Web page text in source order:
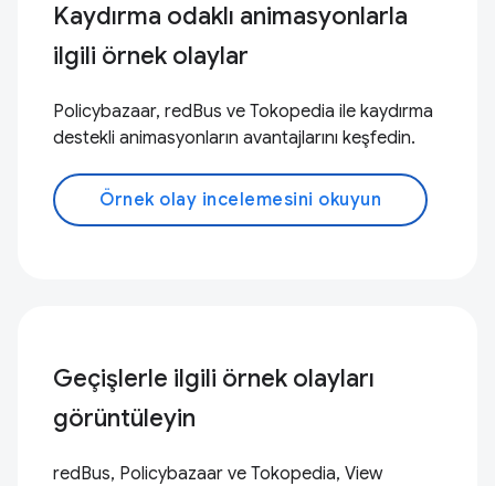
Kaydırma odaklı animasyonlarla
ilgili örnek olaylar
Policybazaar, redBus ve Tokopedia ile kaydırma
destekli animasyonların avantajlarını keşfedin.
Örnek olay incelemesini okuyun
Geçişlerle ilgili örnek olayları
görüntüleyin
redBus, Policybazaar ve Tokopedia, View